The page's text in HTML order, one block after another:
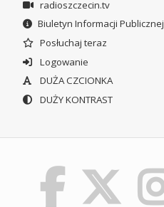
radioszczecin.tv
Biuletyn Informacji Publicznej
Posłuchaj teraz
Logowanie
DUŻA CZCIONKA
DUŻY KONTRAST